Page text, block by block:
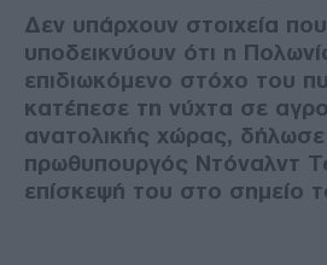
Δεν υπάρχουν στοιχεία
υποδεικνύουν ότι η
επιδιωκόμενο στόχο του
κατέπεσε τη νύχτα σε
ανατολικής χώρας,
πρωθυπουργός Ντόναλντ
επίσκεψή του στο σημείο